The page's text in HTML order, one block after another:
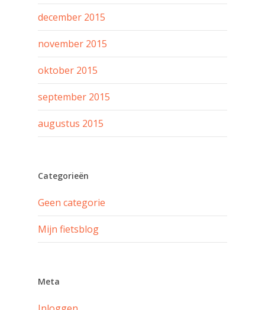
december 2015
november 2015
oktober 2015
september 2015
augustus 2015
Categorieën
Geen categorie
Mijn fietsblog
Meta